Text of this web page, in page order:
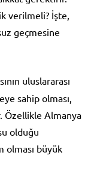
verilmeli? İşte,
geçmesine
uluslararası
sahip olması,
Özellikle Almanya
olduğu
olması büyük